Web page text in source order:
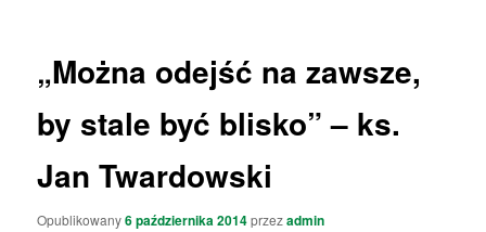
„Można odejść na zawsze,
by stale być blisko” – ks.
Jan Twardowski
Opublikowany6 października 2014przezadmin